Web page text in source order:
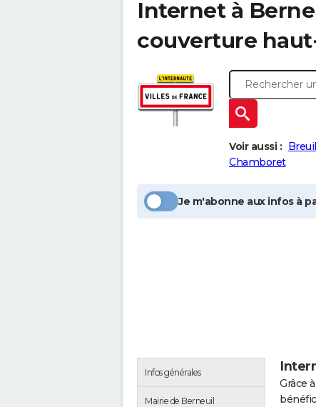
Internet à
couverture
Voir aussi :
Chamboret
Je m'abonne aux infos à
Infos générales
Mairie de Berneuil
Grâce